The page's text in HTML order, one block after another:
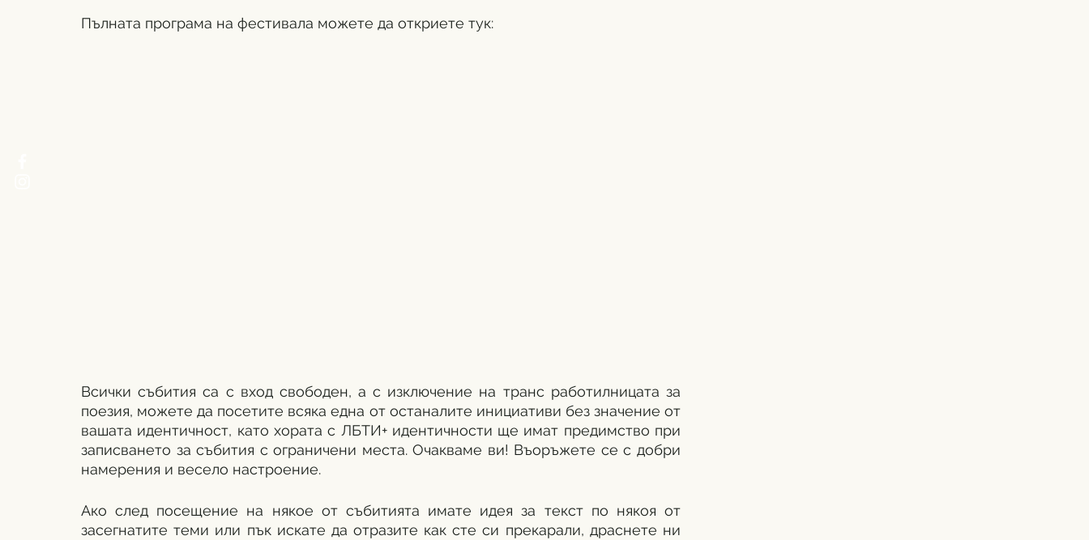
Пълната програма на фестивала можете да откриете тук:
Всички събития са с вход свободен, а с изключение на транс работилницата за
поезия, можете да посетите всяка една от останалите инициативи без значение от
вашата идентичност, като хората с ЛБТИ+ идентичности ще имат предимство при
записването за събития с ограничени места. Очакваме ви! Въоръжете се с добри
намерения и весело настроение.
Ако след посещение на някое от събитията имате идея за текст по някоя от
засегнатите теми или пък искате да отразите как сте си прекарали, драснете ни